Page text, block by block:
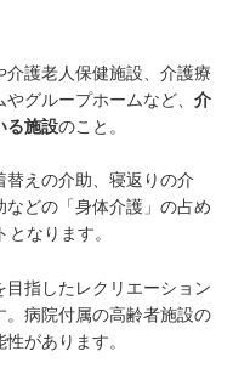
介護老人保健施設、介護療
グループホームなど、 介
る施設のこと。
えの介助、寝返りの介
どの「身体介護」の占め
なります。
指したレクリエーション
。病院付属の高齢者施設の
があります。